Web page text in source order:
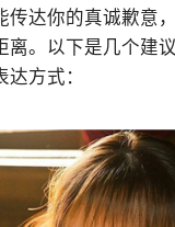
传达你的真诚歉意
离。以下是几个建
方式：